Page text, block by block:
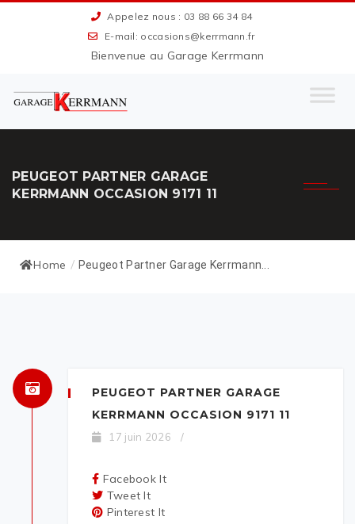
Appelez nous : 03 88 66 34 84
E-mail: occasions@kerrmann.fr
Bienvenue au Garage Kerrmann
PEUGEOT PARTNER GARAGE
KERRMANN OCCASION 9171 11
Home / Peugeot Partner Garage Kerrmann...
PEUGEOT PARTNER GARAGE
KERRMANN OCCASION 9171 11
17 juin 2026 /
Facebook It
Tweet It
Pinterest It